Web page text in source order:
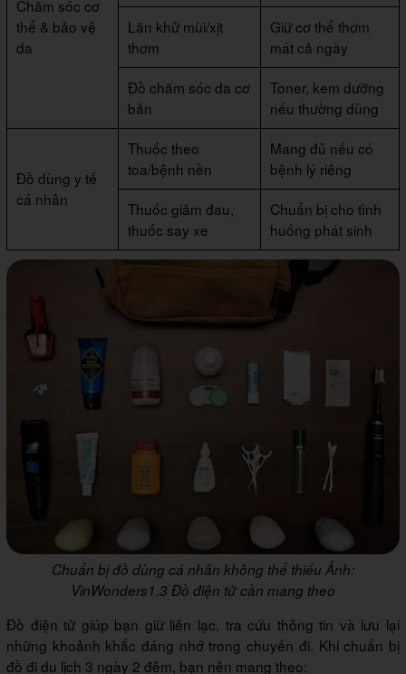
Chăm sóc cơ
thể & bảo vệ
da
Lăn khử mùi/xịt
thơm
Giữ cơ thể thơm
mát cả ngày
Đồ chăm sóc da cơ
bản
Toner, kem dưỡng
nếu thường dùng
Đồ dùng y tế
cá nhân
Thuốc theo
toa/bệnh nền
Mang đủ nếu có
bệnh lý riêng
Thuốc giảm đau,
thuốc say xe
Chuẩn bị cho tình
huống phát sinh
Chuẩn bị đồ dùng cá nhân không thể thiếu Ảnh:
VinWonders1.3 Đồ điện tử cần mang theo
Đồ điện tử giúp bạn giữ liên lạc, tra cứu thông tin và lưu lại
những khoảnh khắc đáng nhớ trong chuyến đi. Khi chuẩn bị
đồ đi du lịch 3 ngày 2 đêm, bạn nên mang theo: